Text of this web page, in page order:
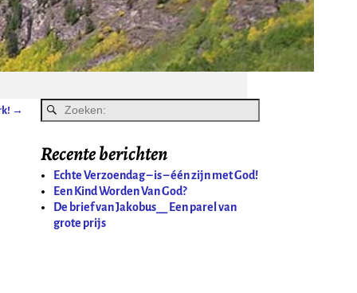
→
Recente berichten
Echte Verzoendag – is – één zijn met God!
Een Kind Worden Van God?
De brief van Jakobus__ Een parel van
grote prijs